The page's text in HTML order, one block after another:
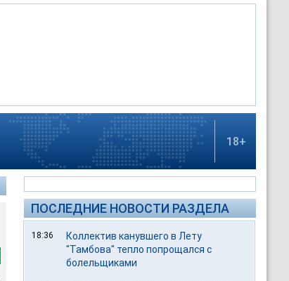
18+
ПОСЛЕДНИЕ НОВОСТИ РАЗДЕЛА
18:36
Коллектив канувшего в Лету
"Тамбова" тепло попрощался с
болельщиками